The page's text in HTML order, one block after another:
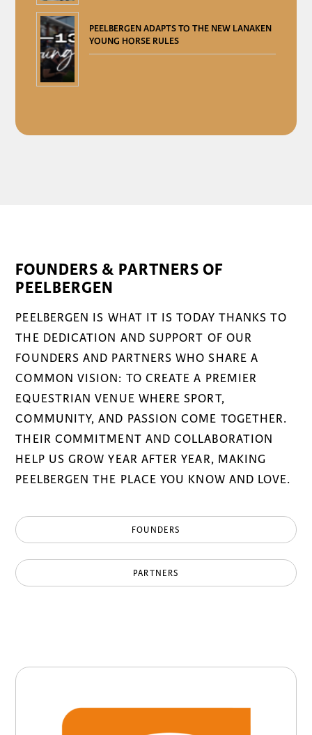
PEELBERGEN ADAPTS TO THE NEW LANAKEN
YOUNG HORSE RULES
FOUNDERS & PARTNERS OF
PEELBERGEN
PEELBERGEN IS WHAT IT IS TODAY THANKS TO
THE DEDICATION AND SUPPORT OF OUR
FOUNDERS AND PARTNERS WHO SHARE A
COMMON VISION: TO CREATE A PREMIER
EQUESTRIAN VENUE WHERE SPORT,
COMMUNITY, AND PASSION COME TOGETHER.
THEIR COMMITMENT AND COLLABORATION
HELP US GROW YEAR AFTER YEAR, MAKING
PEELBERGEN THE PLACE YOU KNOW AND LOVE.
FOUNDERS
PARTNERS